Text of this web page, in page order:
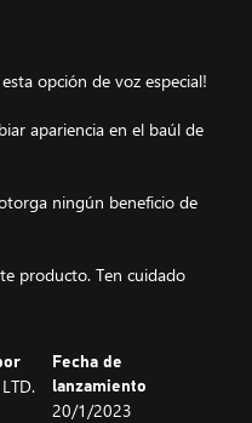
opción de voz especial!
apariencia en el baúl de
ningún beneficio de
producto. Ten cuidado
Fecha de
lanzamiento
20/1/2023